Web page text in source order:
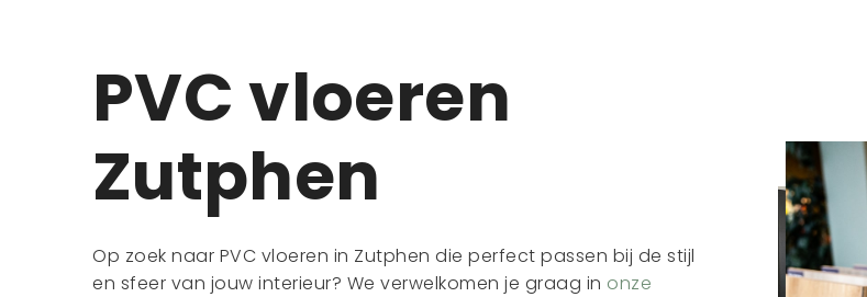
PVC vloeren
Zutphen
Op zoek naar PVC vloeren in Zutphen die perfect passen bij de stijl
en sfeer van jouw interieur? We verwelkomen je graag in onze